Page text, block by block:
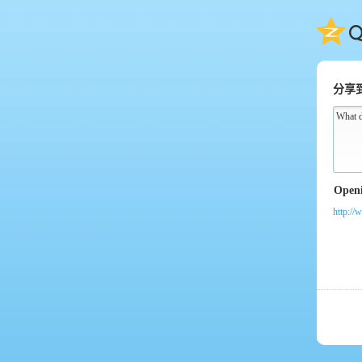
QQ
分享
What
http://